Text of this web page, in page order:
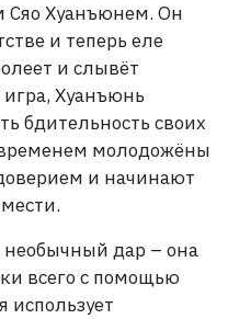
Сяо Хуанъюнем. Он
и теперь еле
и слывёт
игра, Хуанъюнь
бдительность своих
молодожёны
и начинают
необычный дар – она
всего с помощью
использует